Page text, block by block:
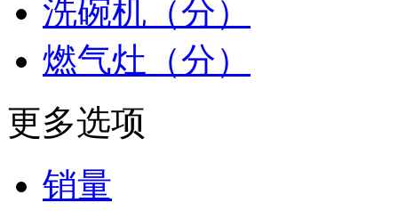
洗碗机（分）
燃气灶（分）
更多选项
销量